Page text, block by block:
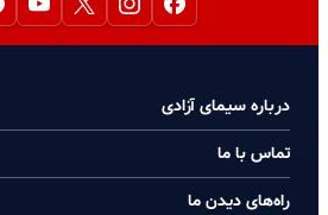
درباره سیمای آزادی
تماس با ما
راه‌های دیدن ما